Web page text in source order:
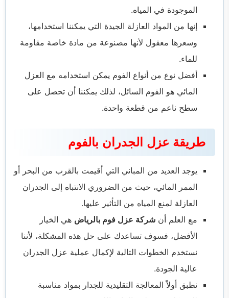
الموجودة في المياه.
إنها من المواد العازلة الجيدة التي يمكننا استخدامها،
وسعرها معقول لأنها مصنوعة من مادة خاصة مقاومة
للماء.
أفضل نوع من أنواع الفوم يمكن استخدامه مع العزل
المائي هو الفوم السائل، لذلك يمكننا أن تحصل على
سطح ناعم من قطعة واحدة.
طريقة عزل الجدران بالفوم
يوجد العديد من المباني التي أقيمت بالقرب من البحر أو
الممر المائي، حيث من الضروري الانتباه إلى الجدران
العازلة لمنع المياه من التأثير عليها.
مع العلم أن شركة عزل فوم بالرياض هي الخيار
الأفضل، فسوف تساعدك على حل هذه المشكلة، لأننا
نستخدم الخطوات التالية لإكمال عملية عزل الجدران
عالية الجودة.
نطبق أولاً المعالجة التقليدية للجدار بمواد مناسبة